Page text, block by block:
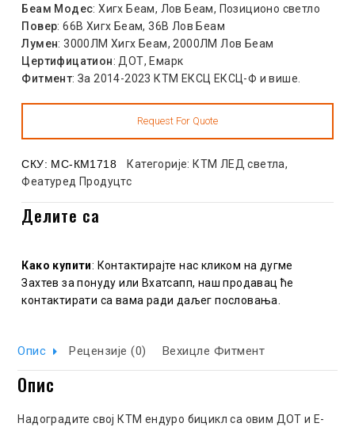
Беам Модес: Хигх Беам, Лов Беам, Позиционо светло
Повер: 66В Хигх Беам, 36В Лов Беам
Лумен: 3000ЛМ Хигх Беам, 2000ЛМ Лов Беам
Цертифицатион: ДОТ, Емарк
Фитмент: За 2014-2023 КТМ ЕКСЦ ЕКСЦ-Ф и више.
СКУ: МС-КМ1718 Категорије: КТМ ЛЕД светла,
Феатуред Продуцтс
Делите са
Како купити: Контактирајте нас кликом на дугме
Захтев за понуду или Вхатсапп, наш продавац ће
контактирати са вама ради даљег пословања.
Опис Рецензије (0) Вехицле Фитмент
Опис
Надоградите свој КТМ ендуро бицикл са овим ДОТ и Е-